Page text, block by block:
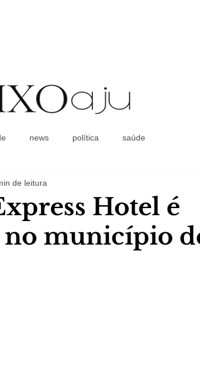
Coluna Social
news política saúde
Hotel é
município
de leitura